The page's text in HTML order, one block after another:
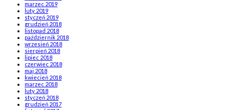
marzec 2019
luty 2019
styczeń 2019
grudzień 2018
listopad 2018
październik 2018
wrzesień 2018
sierpień 2018
lipiec 2018
czerwiec 2018
maj 2018
kwiecień 2018
marzec 2018
luty 2018
styczeń 2018
grudzień 2017